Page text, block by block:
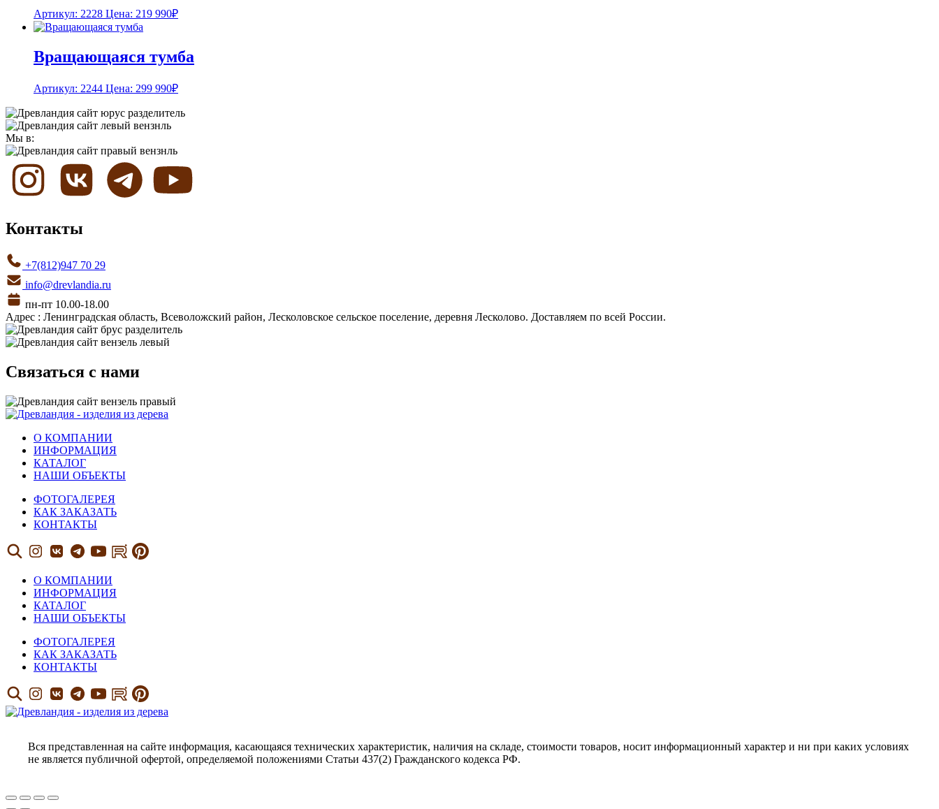
Артикул: 2228 Цена: 219 990₽
Вращающаяся тумба
Артикул: 2244 Цена: 299 990₽
Мы в:
Контакты
+7(812)947 70 29
info@drevlandia.ru
пн-пт 10.00-18.00
Адрес : Ленинградская область, Всеволожский район, Лесколовское сельское поселение, деревня Лесколово. Доставляем по всей России.
Связаться с нами
О КОМПАНИИ
ИНФОРМАЦИЯ
КАТАЛОГ
НАШИ ОБЪЕКТЫ
ФОТОГАЛЕРЕЯ
КАК ЗАКАЗАТЬ
КОНТАКТЫ
О КОМПАНИИ
ИНФОРМАЦИЯ
КАТАЛОГ
НАШИ ОБЪЕКТЫ
ФОТОГАЛЕРЕЯ
КАК ЗАКАЗАТЬ
КОНТАКТЫ
Вся представленная на сайте информация, касающаяся технических характеристик, наличия на складе, стоимости товаров, носит информационный характер и ни при каких условиях
не является публичной офертой, определяемой положениями Статьи 437(2) Гражданского кодекса РФ.